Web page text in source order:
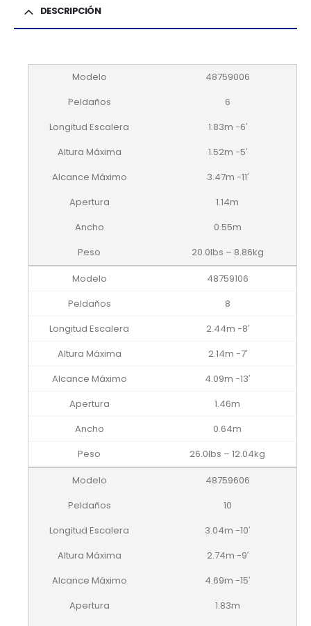
DESCRIPCIÓN
48759006
6
1.83m -6′
1.52m -5′
3.47m -11′
1.14m
0.55m
20.0lbs – 8.86kg
48759106
8
2.44m -8′
2.14m -7′
4.09m -13′
1.46m
0.64m
26.0lbs – 12.04kg
48759606
10
3.04m -10′
2.74m -9′
4.69m -15′
1.83m